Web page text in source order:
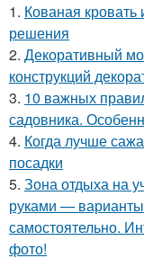
1. Кованая
решения
2. Декоративный
конструкций
3. 10 важных
садовника.
4. Когда лучше
посадки
5. Зона отдыха на
руками —
самостоятельно.
фото!